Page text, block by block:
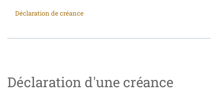
Déclaration de créance
Déclaration d'une créance